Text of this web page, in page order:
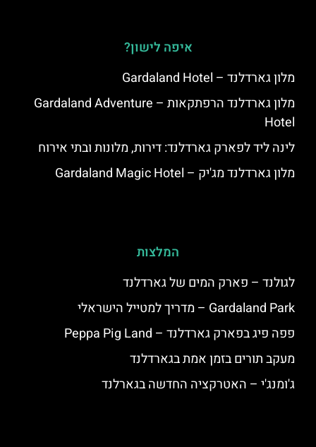
איפה לישון?
מלון גארדלנד – Gardaland Hotel
מלון גארדלנד הרפתקאות – Gardaland Adventure
Hotel
לינה ליד לפארק גארדלנד: דירות, מלונות ובתי אירוח
מלון גארדלנד מג'יק – Gardaland Magic Hotel
המלצות
לגולנד – פארק המים של גארדלנד
Gardaland Park – מדריך למטייל הישראלי
פפה פיג בפארק גארדלנד – Peppa Pig Land
מעקב תורים בזמן אמת בגארדלנד
ג'ומנג'י – האטרקציה החדשה בגארלנד